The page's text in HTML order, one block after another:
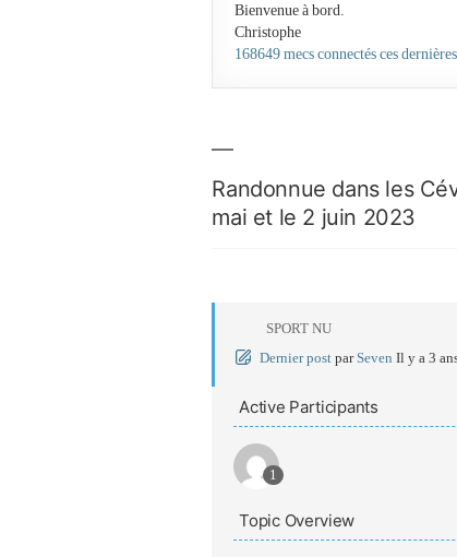
Bienvenue à bord.
Christophe
168649 mecs connectés ces
Randonnue dans les
mai et le 2 juin 2023
SPORT NU
Dernier post par Seven Il y a 3
Active Participants
1
Topic Overview